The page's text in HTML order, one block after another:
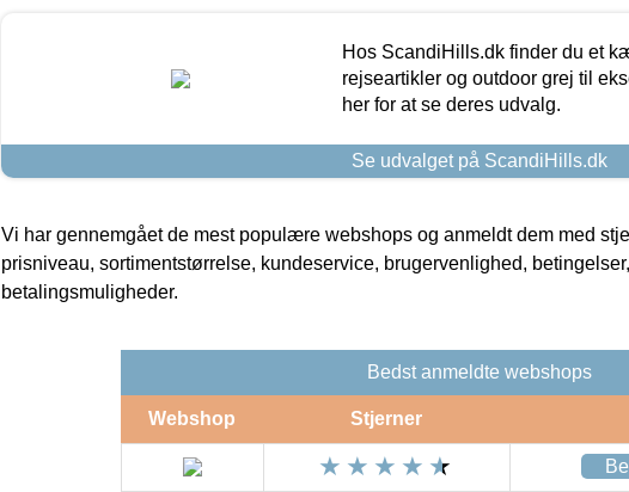
Hos ScandiHills.dk finder du et
rejseartikler og outdoor grej til
her for at se deres udvalg.
Se udvalget på ScandiHills.dk
Vi har gennemgået de mest populære webshops og anmeldt dem med
prisniveau, sortimentstørrelse, kundeservice, brugervenlighed,
betalingsmuligheder.
Bedst anmeldte webshops
Webshop Stjerner